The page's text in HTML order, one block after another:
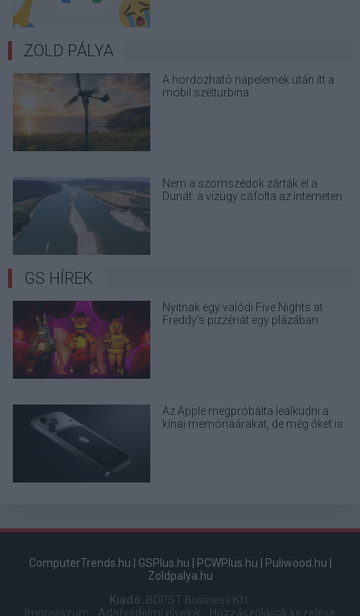
ZÖLD PÁLYA
A hordozható napelemek után itt a
mobil szélturbina
Nem a szomszédok zárták el a
Dunát: a vízügy cáfolta az interneten
GS HÍREK
Nyitnak egy valódi Five Nights at
Freddy's pizzériát egy plázában
Az Apple megpróbálta lealkudni a
kínai memóriaárakat, de még őket is
ComputerTrends.hu GSPlus.hu PCWPlus.hu Puliwood.hu
Zoldpalya.hu
Kiadó:
BDPST Business Kft.
Impresszum - Adatvédelmi elveink - Hozzászólások kezelése